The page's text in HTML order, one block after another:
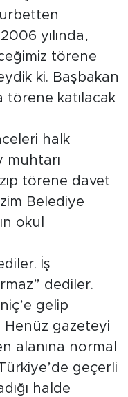
yılında,
törene
ki. Başbakan
törene katılacak
halk
muhtarı
törene davet
Belediye
okul
İş
dediler.
gelip
Henüz gazeteyi
alanına normal
geçerli
halde